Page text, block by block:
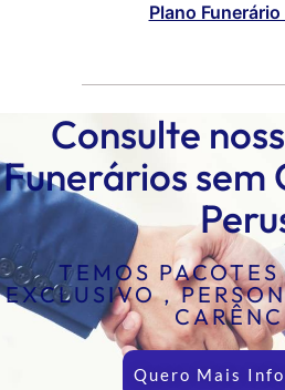
Plano
Consulte
Funerários sem
TEMOS
EXCLUSIVO ,
Quero Mais